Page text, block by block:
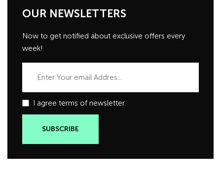
OUR NEWSLETTERS
Now to get notified about exclusive offers every
week!
I agree terms of newsletter.